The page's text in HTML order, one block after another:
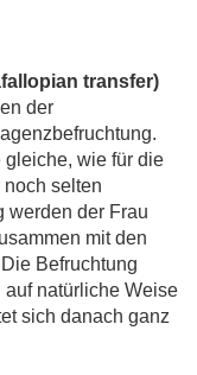
transfer)
der
gleiche, wie für die
noch selten
werden der Frau
mit den
Befruchtung
natürliche Weise
sich danach ganz